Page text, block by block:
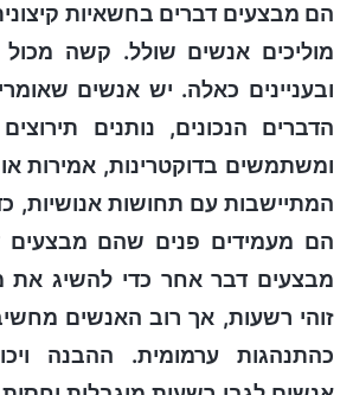
הם מבצעים דברים בחשאיות
מוליכים אנשים שולל. קשה מכול
ובעניינים כאלה. יש אנשים
הדברים הנכונים, נותנים
ומשתמשים בדוקטרינות, אמירות
המתיישבות עם תחושות אנושיות,
הם מעמידים פנים שהם מבצעים
מבצעים דבר אחר כדי להשיג את
זוהי רשעות, אך רוב האנשים
כהתנהגות ערמומית. ההבנה